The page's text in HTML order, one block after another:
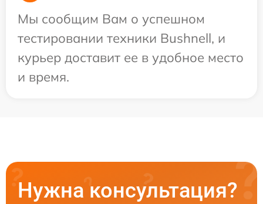
Мы сообщим Вам о успешном
тестировании техники Bushnell, и
курьер доставит ее в удобное место
и время.
Нужна консультация?